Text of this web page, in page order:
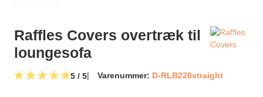
Raffles Covers overtræk til
loungesofa
5 / 5 Varenummer: D-RLB220straight